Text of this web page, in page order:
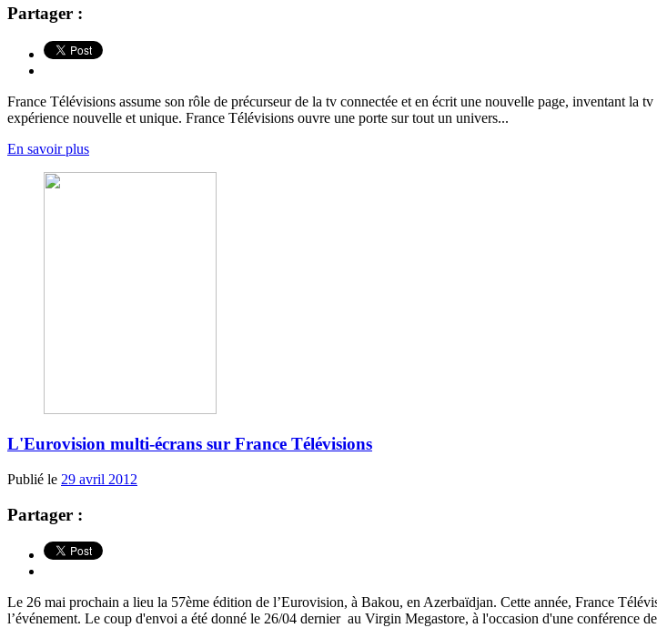
Partager :
France Télévisions assume son rôle de précurseur de la tv connectée et en écrit une nouvelle page, inventant la
expérience nouvelle et unique. France Télévisions ouvre une porte sur tout un univers...
En savoir plus
L'Eurovision multi-écrans sur France Télévisions
Publié le 29 avril 2012
Partager :
Le 26 mai prochain a lieu la 57ème édition de l’Eurovision, à Bakou, en Azerbaïdjan. Cette année, France
l’événement. Le coup d'envoi a été donné le 26/04 dernier au Virgin Megastore, à l'occasion d'une conférence